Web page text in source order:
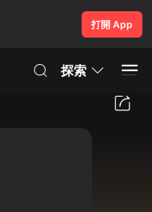
打開 App
探索